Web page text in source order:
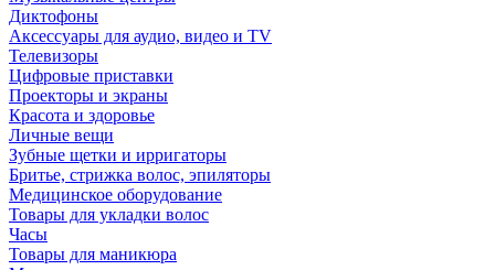
Диктофоны
Аксессуары для аудио, видео и TV
Телевизоры
Цифровые приставки
Проекторы и экраны
Красота и здоровье
Личные вещи
Зубные щетки и ирригаторы
Бритье, стрижка волос, эпиляторы
Медицинское оборудование
Товары для укладки волос
Часы
Товары для маникюра